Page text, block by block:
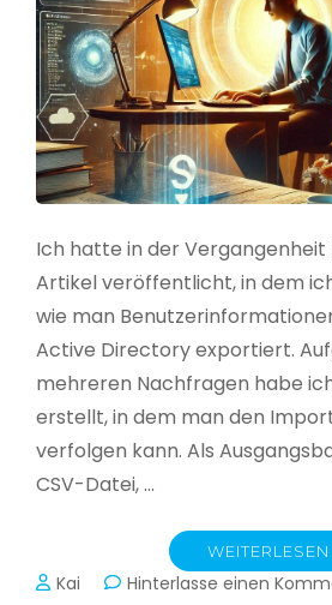
Ich hatte in der Vergangenheit
Artikel veröffentlicht, in dem
wie man
Active Directory exportiert.
mehreren Nachfragen habe
erstellt, in dem man den
verfolgen kann. Als
CSV-Datei, …
WEITERLESEN
Kai Hinterlasse einen